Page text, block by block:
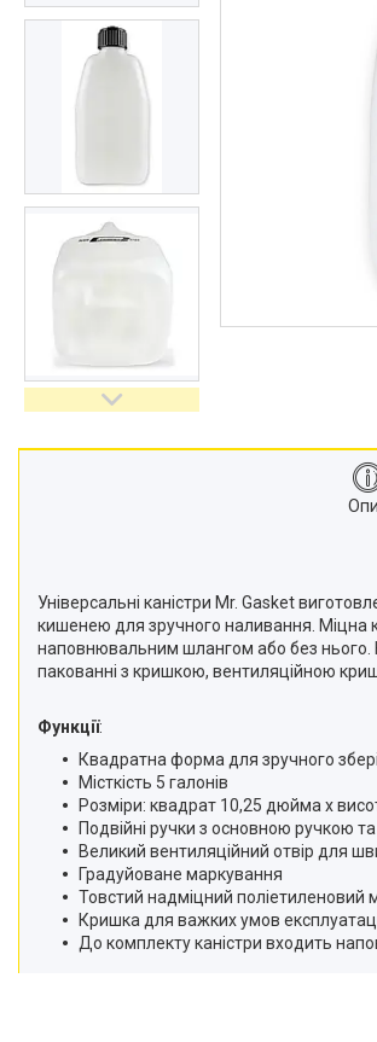
Універсальні каністри Mr. Gasket
кишенею для зручного наливання. Міцна
наповнювальним шлангом або без нього.
пакованні з кришкою, вентиляційною
Функції:
Квадратна форма для зручного
Місткість 5 галонів
Розміри: квадрат 10,25 дюйма x
Подвійні ручки з основною ручкою
Великий вентиляційний отвір для
Градуйоване маркування
Товстий надміцний поліетиленовий
Кришка для важких умов
До комплекту каністри входить